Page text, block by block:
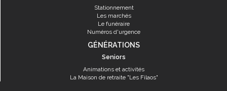
Stationnement
Les marchés
Le funéraire
Numéros d'urgence
GÉNÉRATIONS
Seniors
Animations et activités
La Maison de retraite "Les Filaos"